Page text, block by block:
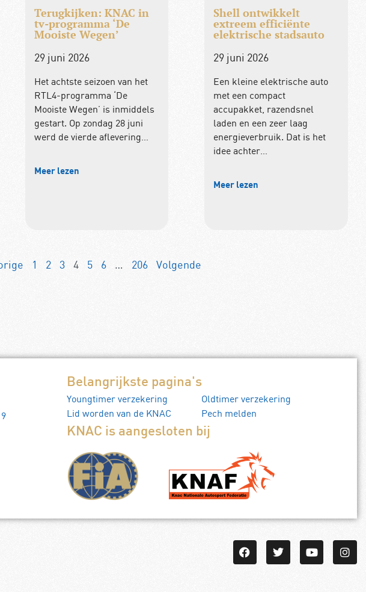
Terugkijken: KNAC in
tv-programma ‘De
Mooiste Wegen’
29 juni 2026
Het achtste seizoen van het
RTL4-programma ‘De
Mooiste Wegen’ is inmiddels
gestart. Op zondag 28 juni
werd de vierde aflevering…
Meer lezen
Shell ontwikkelt
extreem efficiënte
elektrische stadsauto
29 juni 2026
Een kleine elektrische auto
met een compact
accupakket, razendsnel
laden en een zeer laag
energieverbruik. Dat is het
idee achter…
Meer lezen
1 2 3 4 5 6 … 206 Volgende
Belangrijkste pagina's
Youngtimer verzekering
Oldtimer verzekering
Lid worden van de KNAC
Pech melden
KNAC is aangesloten bij